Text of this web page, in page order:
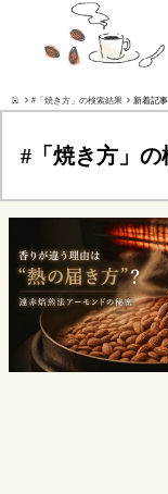
#「焼き方」の検索結果 新着記
#「焼き方」